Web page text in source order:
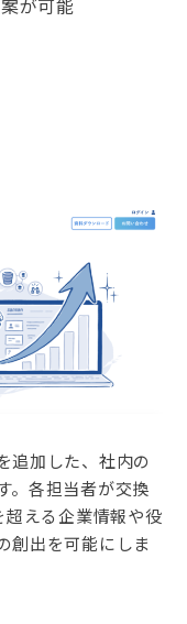
が可能
追加した、社内の
。各担当者が交換
超える企業情報や役
創出を可能にしま